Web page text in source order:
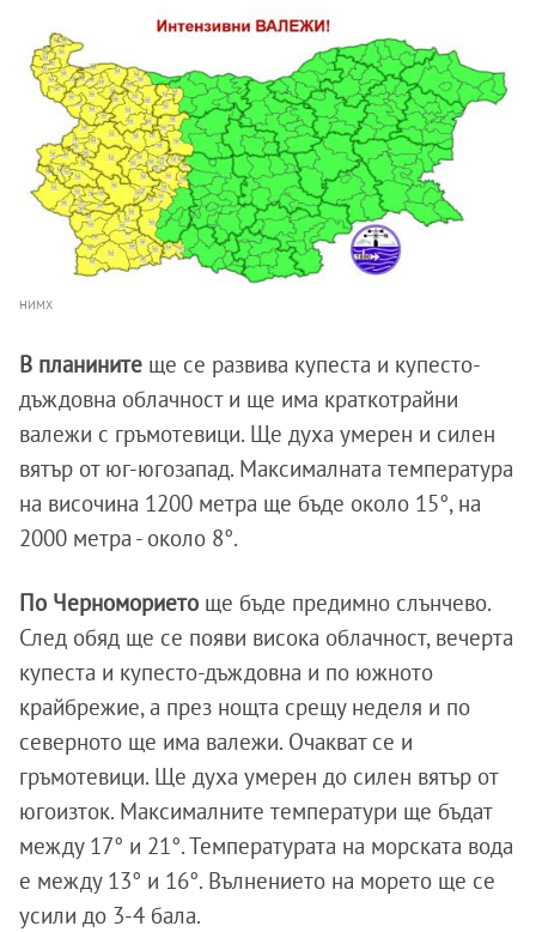
НИМХ
В планините ще се развива купеста и купесто-
дъждовна облачност и ще има краткотрайни
валежи с гръмотевици. Ще духа умерен и силен
вятър от юг-югозапад. Максималната температура
на височина 1200 метра ще бъде около 15°, на
2000 метра - около 8°.
По Черноморието ще бъде предимно слънчево.
След обяд ще се появи висока облачност, вечерта
купеста и купесто-дъждовна и по южното
крайбрежие, а през нощта срещу неделя и по
северното ще има валежи. Очакват се и
гръмотевици. Ще духа умерен до силен вятър от
югоизток. Максималните температури ще бъдат
между 17° и 21°. Температурата на морската вода
е между 13° и 16°. Вълнението на морето ще се
усили до 3-4 бала.